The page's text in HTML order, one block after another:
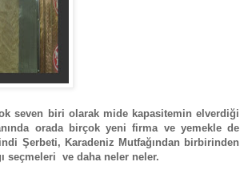
seven biri olarak mide kapasitemin elverdiği
orada birçok yeni firma ve yemekle de
Şerbeti, Karadeniz Mutfağından birbirinden
seçmeleri ve daha neler neler.